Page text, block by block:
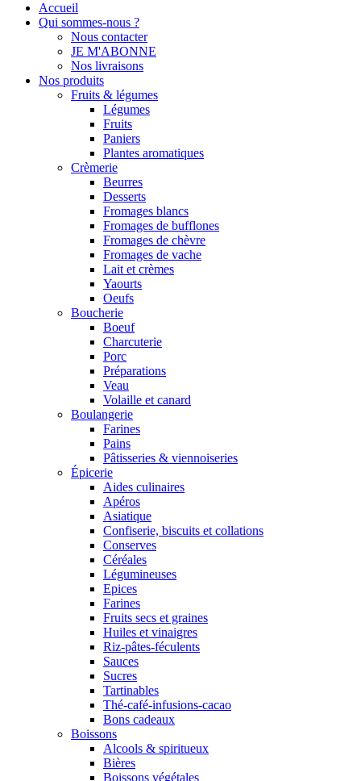
Accueil
Qui sommes-nous ?
Nous contacter
JE M'ABONNE
Nos livraisons
Nos produits
Fruits & légumes
Légumes
Fruits
Paniers
Plantes aromatiques
Crèmerie
Beurres
Desserts
Fromages blancs
Fromages de bufflones
Fromages de chèvre
Fromages de vache
Lait et crèmes
Yaourts
Oeufs
Boucherie
Boeuf
Charcuterie
Porc
Préparations
Veau
Volaille et canard
Boulangerie
Farines
Pains
Pâtisseries & viennoiseries
Épicerie
Aides culinaires
Apéros
Asiatique
Confiserie, biscuits et collations
Conserves
Céréales
Légumineuses
Epices
Farines
Fruits secs et graines
Huiles et vinaigres
Riz-pâtes-féculents
Sauces
Sucres
Tartinables
Thé-café-infusions-cacao
Bons cadeaux
Boissons
Alcools & spiritueux
Bières
Boissons végétales